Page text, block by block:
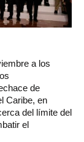
a los
de
Caribe, en
del límite del
el